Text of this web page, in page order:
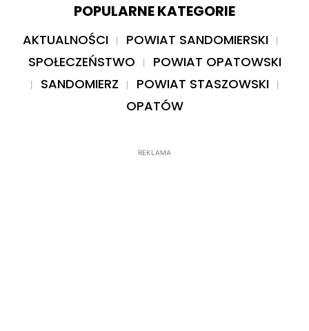
POPULARNE KATEGORIE
AKTUALNOŚCI
POWIAT SANDOMIERSKI
SPOŁECZEŃSTWO
POWIAT OPATOWSKI
SANDOMIERZ
POWIAT STASZOWSKI
OPATÓW
REKLAMA